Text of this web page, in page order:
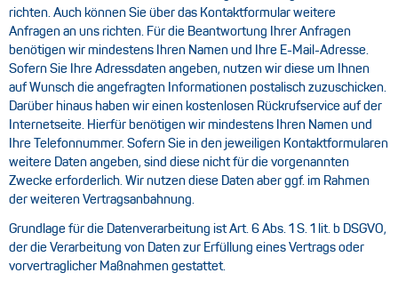
richten. Auch können Sie über das Kontaktformular weitere
Anfragen an uns richten. Für die Beantwortung Ihrer Anfragen
benötigen wir mindestens Ihren Namen und Ihre E-Mail-Adresse.
Sofern Sie Ihre Adressdaten angeben, nutzen wir diese um Ihnen
auf Wunsch die angefragten Informationen postalisch zuzuschicken.
Darüber hinaus haben wir einen kostenlosen Rückrufservice auf der
Internetseite. Hierfür benötigen wir mindestens Ihren Namen und
Ihre Telefonnummer. Sofern Sie in den jeweiligen Kontaktformularen
weitere Daten angeben, sind diese nicht für die vorgenannten
Zwecke erforderlich. Wir nutzen diese Daten aber ggf. im Rahmen
der weiteren Vertragsanbahnung.
Grundlage für die Datenverarbeitung ist Art. 6 Abs. 1 S. 1 lit. b DSGVO,
der die Verarbeitung von Daten zur Erfüllung eines Vertrags oder
vorvertraglicher Maßnahmen gestattet.